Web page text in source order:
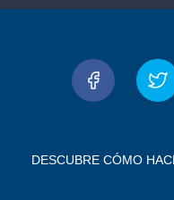
DESCUBRE CÓMO